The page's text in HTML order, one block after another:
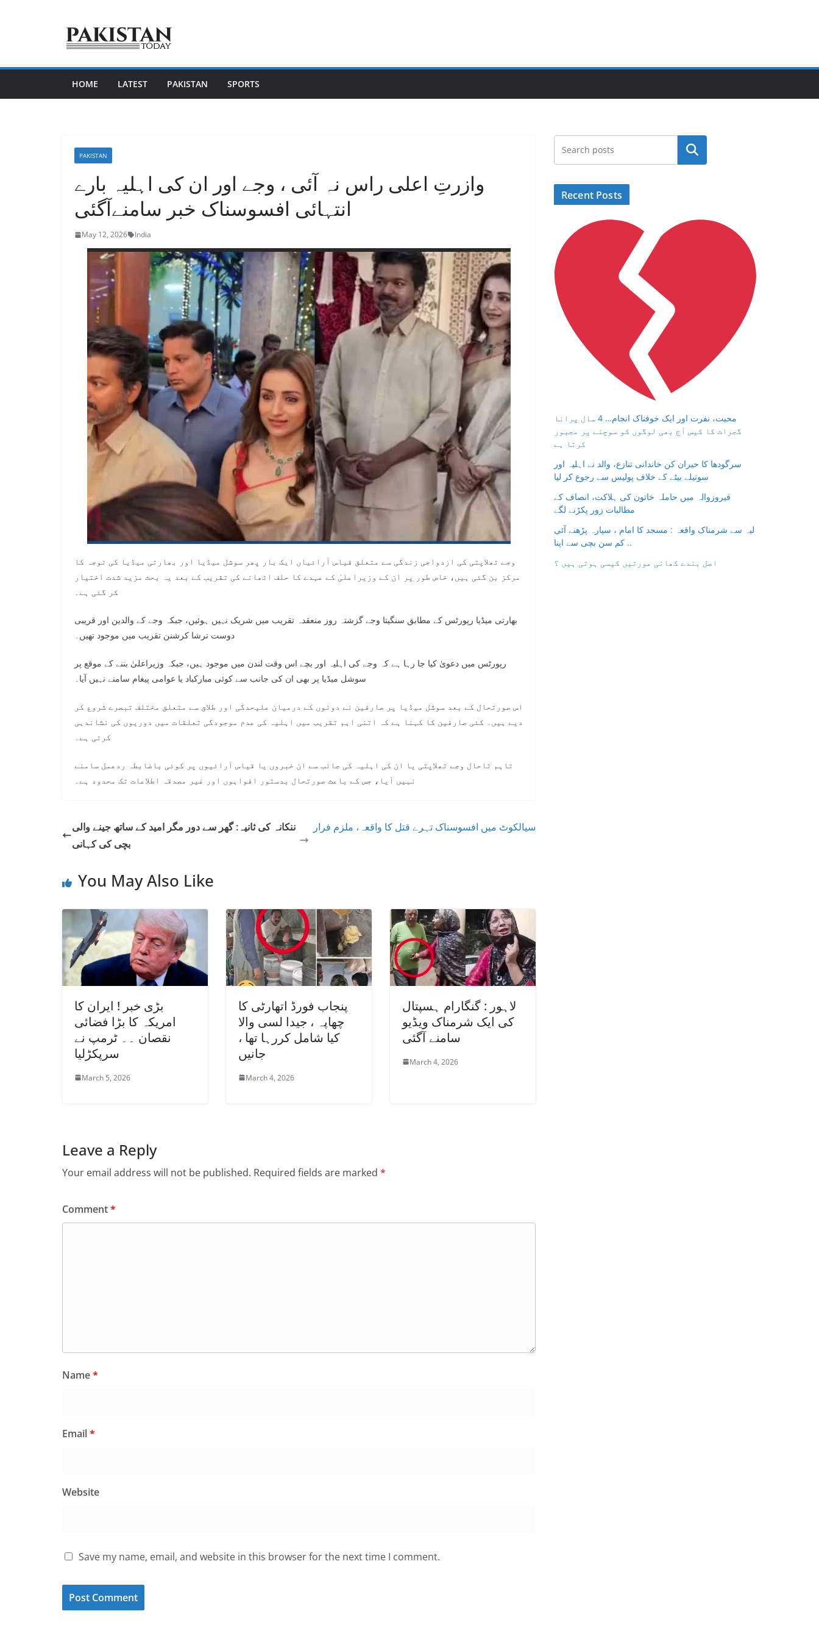
HOME LATEST PAKISTAN SPORTS
PAKISTAN
وازرتِ اعلی راس نہ آئی ، وجے اور ان کی اہلیہ بارے
انتہائی افسوسناک خبر سامنےآگئی
May 12, 2026 India
وجے تھلاپتی کی ازدواجی زندگی سے متعلق قیاس آرائیاں ایک بار پھر سوشل میڈیا اور بھارتی میڈیا کی توجہ کا
مرکز بن گئی ہیں، خاص طور پر ان کے وزیراعلیٰ کے عہدے کا حلف اٹھانے کی تقریب کے بعد یہ بحث مزید شدت اختیار
کر گئی ہے۔
بھارتی میڈیا رپورٹس کے مطابق سنگیتا وجے گزشتہ روز منعقدہ تقریب میں شریک نہیں ہوئیں، جبکہ وجے کے والدین اور قریبی
دوست ترشا کرشنن تقریب میں موجود تھیں۔
رپورٹس میں دعویٰ کیا جا رہا ہے کہ وجے کی اہلیہ اور بچے اس وقت لندن میں موجود ہیں، جبکہ وزیراعلیٰ بننے کے موقع پر
سوشل میڈیا پر بھی ان کی جانب سے کوئی مبارکباد یا عوامی پیغام سامنے نہیں آیا۔
اس صورتحال کے بعد سوشل میڈیا پر صارفین نے دونوں کے درمیان علیحدگی اور طلاق سے متعلق مختلف تبصرے شروع کر
دیے ہیں۔ کئی صارفین کا کہنا ہے کہ اتنی اہم تقریب میں اہلیہ کی عدم موجودگی تعلقات میں دوریوں کی نشاندہی
کرتی ہے۔
تاہم تاحال وجے تھلاپتی یا ان کی اہلیہ کی جانب سے ان خبروں یا قیاس آرائیوں پر کوئی باضابطہ ردعمل سامنے
نہیں آیا، جس کے باعث صورتحال بدستور افواہوں اور غیر مصدقہ اطلاعات تک محدود ہے۔
ننکانہ کی ثانیہ: گھر سے دور مگر امید کے ساتھ جینے والی
بچی کی کہانی
سیالکوٹ میں افسوسناک تہرے قتل کا واقعہ، ملزم فرار
You May Also Like
بڑی خبر ! ایران کا
امریکہ کا بڑا فضائی
نقصان ۔۔ ٹرمپ نے
سرپکڑلیا
March 5, 2026
پنجاب فورڈ اتھارٹی کا
چھاپہ ، جیدا لسی والا
کیا شامل کررہا تھا ،
جانیں
March 4, 2026
لاہور : گنگارام ہسپتال
کی ایک شرمناک ویڈیو
سامنے آگئی
March 4, 2026
Leave a Reply
Your email address will not be published. Required fields are marked *
Comment*
Name*
Email*
Website
Save my name, email, and website in this browser for the next time I comment.
Search
Recent Posts
محبت، نفرت اور ایک خوفناک انجام… 4 سال پرانا
گجرات کا کیس آج بھی لوگوں کو سوچنے پر مجبور
کرتا ہے
سرگودھا کا حیران کن خاندانی تنازع، والد نے اہلیہ اور
سوتیلے بیٹے کے خلاف پولیس سے رجوع کر لیا
فیروزوالہ میں حاملہ خاتون کی ہلاکت، انصاف کے
مطالبات زور پکڑنے لگے
لیہ سے شرمناک واقعہ : مسجد کا امام ، سپارہ پڑھنے آئی
کم سن بچی سے اپنا ..
اصل بندے کھانی عورتیں کیسی ہوتی ہیں ؟